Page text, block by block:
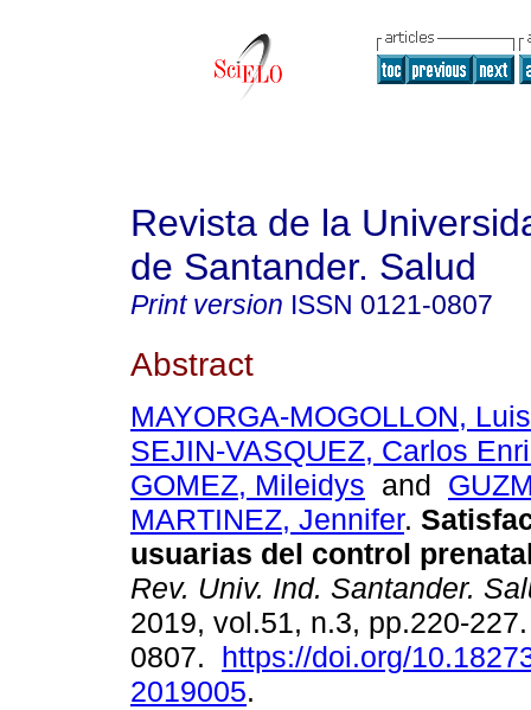
Revista de la
de Santander. Salud
Print version ISSN 0121-0807
Abstract
MAYORGA-MOGOLLON,
SEJIN-VASQUEZ, Carlos
GOMEZ, Mileidys and
MARTINEZ, Jennifer.
usuarias del control
Rev. Univ. Ind. Santander.
2019, vol.51, n.3, pp.220-
0807. https://doi.org/
2019005.